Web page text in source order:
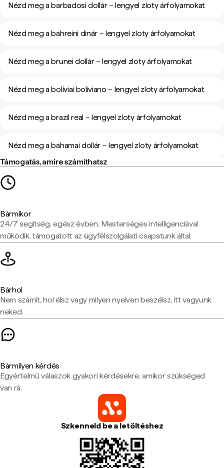
Nézd meg a barbadosi dollár – lengyel zloty árfolyamokat
Nézd meg a bahreini dinár – lengyel zloty árfolyamokat
Nézd meg a brunei dollár – lengyel zloty árfolyamokat
Nézd meg a bolíviai boliviano – lengyel zloty árfolyamokat
Nézd meg a brazil real – lengyel zloty árfolyamokat
Nézd meg a bahamai dollár – lengyel zloty árfolyamokat
Támogatás, amire számíthatsz
Bármikor
24/7 segítség, egész évben. Mesterséges intelligenciával
működik, támogatott az ügyfélszolgálati csapatunk által.
Bárhol
Nem számít, hol élsz vagy milyen nyelven beszélsz, itt vagyunk
neked.
Bármilyen kérdés
Egyértelmű válaszok gyakori kérdésekre, amikor szükséged
van rá.
Szkenneld be a letöltéshez